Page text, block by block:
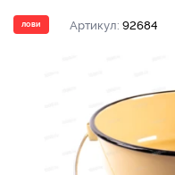
ЛОВИ Артикул: 92684